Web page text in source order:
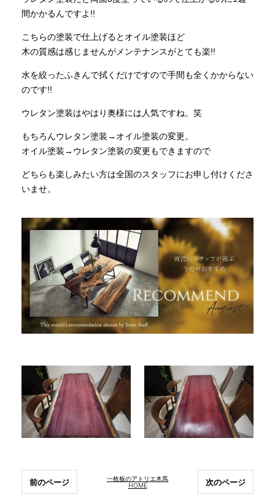
間かかるんですよ!!
こちらの塗装で仕上げるとオイル塗装ほど
木の質感は感じませんがメンテナンスがとても楽!!
水を絞ったふきんで拭くだけですので手間も全くかからない
のです!!
ウレタン塗装はやはり奥様には人気ですね。笑
もちろんウレタン塗装→オイル塗装の変更。
オイル塗装→ウレタン塗装の変更もできますので
どちらも楽しみたい方は全国のスタッフにお申し付けくださ
いませ。
一枚板のアトリエ木馬
HOME
前のページ 次のページ